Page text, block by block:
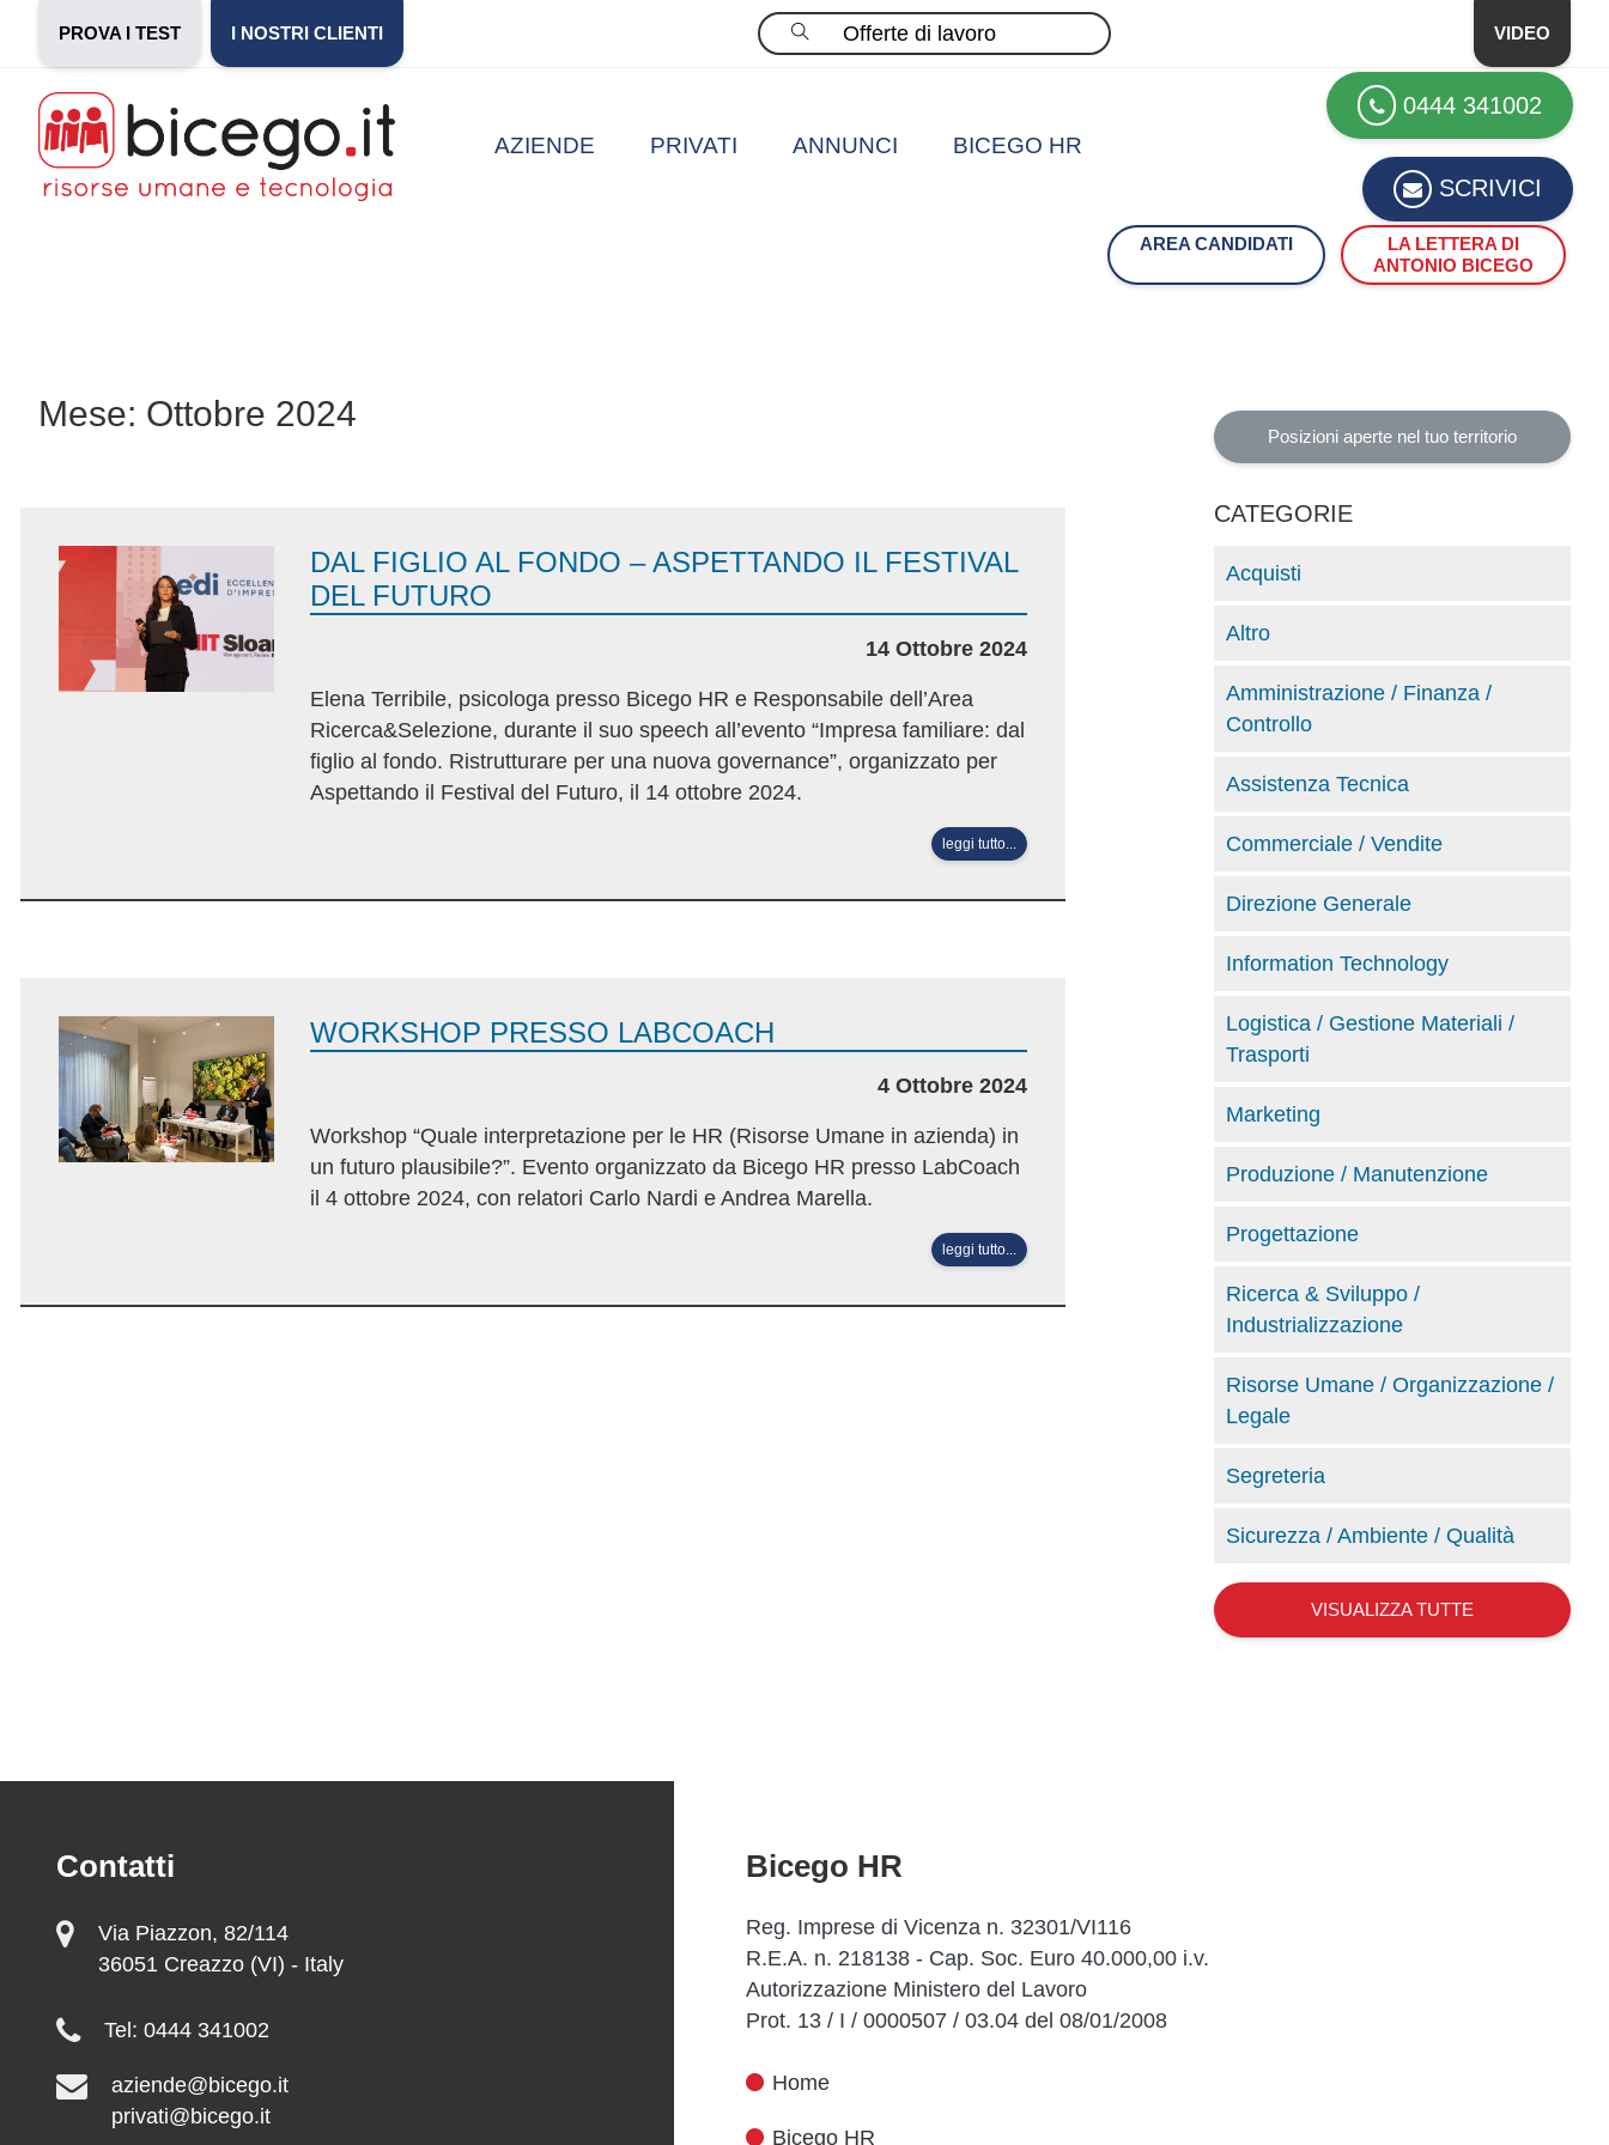
PROVA I TEST I NOSTRI CLIENTI
Cerca
VIDEO
AZIENDE PRIVATI ANNUNCI BICEGO HR
0444 341002
SCRIVICI
AREA CANDIDATI
LA LETTERA DI
ANTONIO BICEGO
Mese: Ottobre 2024
DAL FIGLIO AL FONDO – ASPETTANDO IL FESTIVAL
DEL FUTURO
14 Ottobre 2024
Elena Terribile, psicologa presso Bicego HR e Responsabile dell’Area
Ricerca&Selezione, durante il suo speech all’evento “Impresa familiare: dal
figlio al fondo. Ristrutturare per una nuova governance”, organizzato per
Aspettando il Festival del Futuro, il 14 ottobre 2024.
leggi tutto...
WORKSHOP PRESSO LABCOACH
4 Ottobre 2024
Workshop “Quale interpretazione per le HR (Risorse Umane in azienda) in
un futuro plausibile?”. Evento organizzato da Bicego HR presso LabCoach
il 4 ottobre 2024, con relatori Carlo Nardi e Andrea Marella.
leggi tutto...
Posizioni aperte nel tuo territorio
CATEGORIE
Acquisti
Altro
Amministrazione / Finanza /
Controllo
Assistenza Tecnica
Commerciale / Vendite
Direzione Generale
Information Technology
Logistica / Gestione Materiali /
Trasporti
Marketing
Produzione / Manutenzione
Progettazione
Ricerca & Sviluppo /
Industrializzazione
Risorse Umane / Organizzazione /
Legale
Segreteria
Sicurezza / Ambiente / Qualità
VISUALIZZA TUTTE
Contatti
Via Piazzon, 82/114
36051 Creazzo (VI) - Italy
Tel: 0444 341002
aziende@bicego.it
privati@bicego.it
Bicego HR
Reg. Imprese di Vicenza n. 32301/VI116
R.E.A. n. 218138 - Cap. Soc. Euro 40.000,00 i.v.
Autorizzazione Ministero del Lavoro
Prot. 13 / I / 0000507 / 03.04 del 08/01/2008
Home
Bicego HR